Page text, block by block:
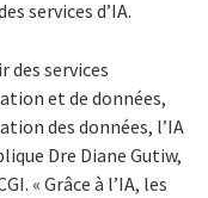
services d’IA.
des services
et de données,
des données, l’IA
Dre Diane Gutiw,
« Grâce à l’IA, les